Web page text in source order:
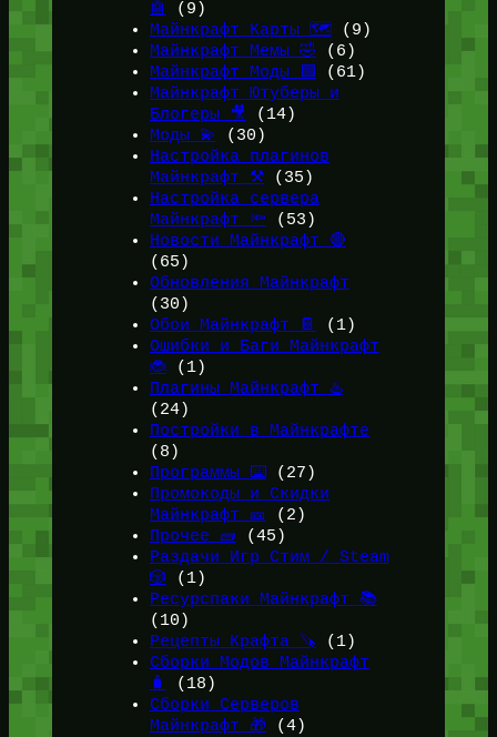
🤖
(9)
Майнкрафт Карты 🗺️(9)
Майнкрафт Мемы 🤣 (6)
Майнкрафт Моды 🟩 (61)
Майнкрафт Ютуберы и
Блогеры 🎥
(14)
Моды 💫
(30)
Настройка плагинов
Майнкрафт ⚒️(35)
Настройка сервера
Майнкрафт 🔦 (53)
Новости Майнкрафт 🔴
(65)
Обновления Майнкрафт
(30)
Обои Майнкрафт 📔
(1)
Ошибки и Баги Майнкрафт
🐞(1)
Плагины Майнкрафт ♨️
(24)
Постройки в Майнкрафте
(8)
Программы ⌨️(27)
Промокоды и Скидки
Майнкрафт 🎫
(2)
Прочее 🧱 (45)
Раздачи Игр Стим / Steam
🎲 (1)
Ресурспаки Майнкрафт 📚
(10)
Рецепты Крафта 🪚 (1)
Сборки Модов Майнкрафт
🧳
(18)
Сборки Серверов
Майнкрафт 🎁 (4)